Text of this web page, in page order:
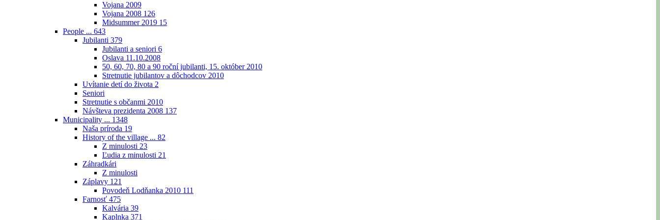
Vojana 2009
Vojana 2008 126
Midsummer 2019 15
People ... 643
Jubilanti 379
Jubilanti a seniori 6
Oslava 11.10.2008
50, 60, 70, 80 a 90 roční jubilanti, 15. október 2010
Stretnutie jubilantov a dôchodcov 2010
Uvítanie detí do života 2
Seniori
Stretnutie s občanmi 2010
Návšteva prezidenta 2008 137
Municipality ... 1348
Naša príroda 19
History of the village ... 82
Z minulosti 23
Ľudia z minulosti 21
Záhradkári
Z minulosti
Záplavy 121
Povodeň Lodňanka 2010 111
Farnosť 475
Kalvária 39
Kaplnka 371